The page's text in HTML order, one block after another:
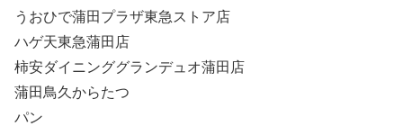
うおひで蒲田プラザ東急ストア店
ハゲ天東急蒲田店
柿安ダイニンググランデュオ蒲田店
蒲田鳥久からたつ
パン